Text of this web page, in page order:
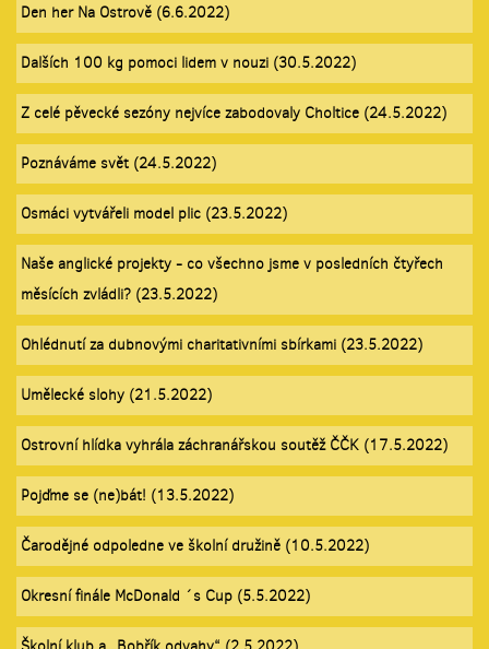
Den her Na Ostrově (6.6.2022)
Dalších 100 kg pomoci lidem v nouzi (30.5.2022)
Z celé pěvecké sezóny nejvíce zabodovaly Choltice (24.5.2022)
Poznáváme svět (24.5.2022)
Osmáci vytvářeli model plic (23.5.2022)
Naše anglické projekty - co všechno jsme v posledních čtyřech
měsících zvládli? (23.5.2022)
Ohlédnutí za dubnovými charitativními sbírkami (23.5.2022)
Umělecké slohy (21.5.2022)
Ostrovní hlídka vyhrála záchranářskou soutěž ČČK (17.5.2022)
Pojďme se (ne)bát! (13.5.2022)
Čarodějné odpoledne ve školní družině (10.5.2022)
Okresní finále McDonald ´s Cup (5.5.2022)